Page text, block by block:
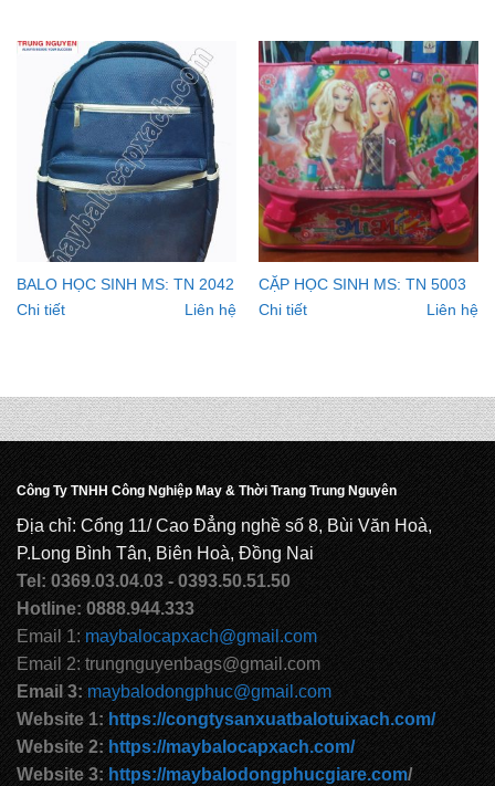
BALO HỌC SINH MS: TN 2042
Chi tiết
Liên hệ
CẶP HỌC SINH MS: TN 5003
Chi tiết
Liên hệ
Công Ty TNHH Công Nghiệp May & Thời Trang Trung Nguyên
Địa chỉ: Cổng 11/ Cao Đẳng nghề số 8, Bùi Văn Hoà,
P.Long Bình Tân, Biên Hoà, Đồng Nai
Tel: 0369.03.04.03 - 0393.50.51.50
Hotline: 0888.944.333
Email 1: maybalocapxach@gmail.com
Email 2: trungnguyenbags@gmail.com
Email 3: maybalodongphuc@gmail.com
Website 1: https://congtysanxuatbalotuixach.com/
Website 2: https://maybalocapxach.com/
Website 3: https://maybalodongphucgiare.com/